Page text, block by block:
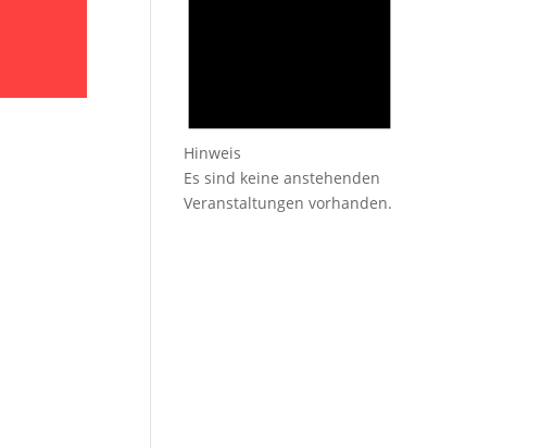
Hinweis
Es sind keine anstehenden
Veranstaltungen vorhanden.